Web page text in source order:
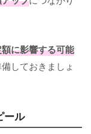
に影響する可能
しておきましょ
ール